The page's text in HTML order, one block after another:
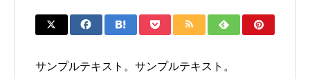
サンプルテキスト。サンプルテキスト。